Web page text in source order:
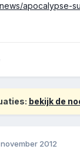
apocalypse-
bekijk de
2012